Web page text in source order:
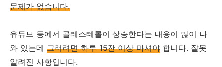
문제가 없습니다.
유튜브 등에서 콜레스테롤이 상승한다는 내용이 많이 나
와 있는데 그러려면 하루 15잔 이상 마셔야 합니다. 잘못
알려진 사항입니다.